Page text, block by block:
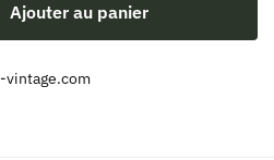
Ajouter au panier